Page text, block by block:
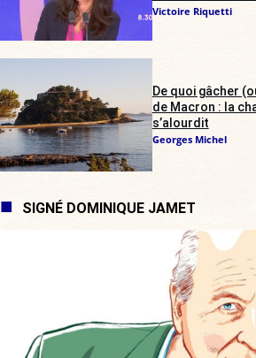
Victoire Riquetti
De quoi gâcher
de Macron : la
s’alourdit
Georges Michel
SIGNÉ DOMINIQUE JAMET